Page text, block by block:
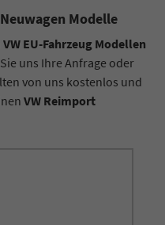
Modelle
VW EU-Fahrzeug Modellen
uns Ihre Anfrage oder
von uns kostenlos und
VW Reimport